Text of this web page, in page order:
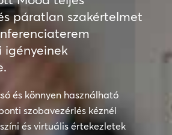
páratlan szakértelmet
és könnyen használható
szobavezérlés kéznél
és virtuális értekezletek